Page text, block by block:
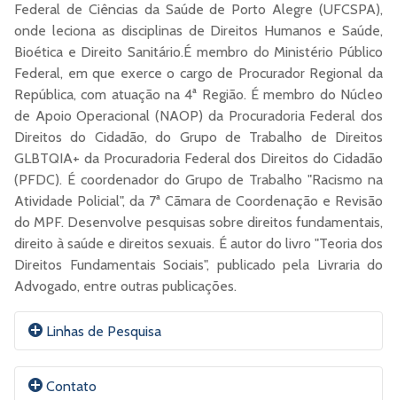
Federal de Ciências da Saúde de Porto Alegre (UFCSPA),
onde leciona as disciplinas de Direitos Humanos e Saúde,
Bioética e Direito Sanitário.É membro do Ministério Público
Federal, em que exerce o cargo de Procurador Regional da
República, com atuação na 4ª Região. É membro do Núcleo
de Apoio Operacional (NAOP) da Procuradoria Federal dos
Direitos do Cidadão, do Grupo de Trabalho de Direitos
GLBTQIA+ da Procuradoria Federal dos Direitos do Cidadão
(PFDC). É coordenador do Grupo de Trabalho "Racismo na
Atividade Policial", da 7ª Cãmara de Coordenação e Revisão
do MPF. Desenvolve pesquisas sobre direitos fundamentais,
direito à saúde e direitos sexuais. É autor do livro "Teoria dos
Direitos Fundamentais Sociais", publicado pela Livraria do
Advogado, entre outras publicações.
Linhas de Pesquisa
Em construção.
Contato